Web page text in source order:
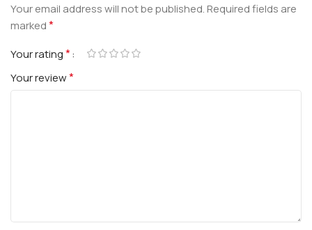
Your email address will not be published.Required fields are
marked*
Your rating*
Your review*